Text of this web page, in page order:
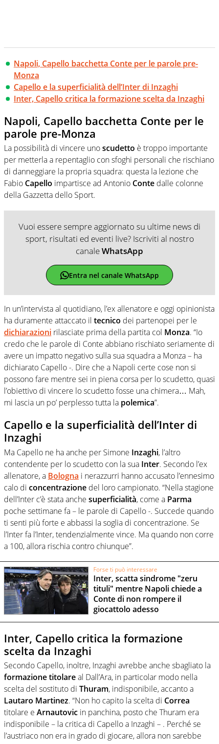
Napoli, Capello bacchetta Conte per le parole pre-
Monza
Capello e la superficialità dell’Inter di Inzaghi
Inter, Capello critica la formazione scelta da Inzaghi
Napoli, Capello bacchetta Conte per le
parole pre-Monza
La possibilità di vincere unoscudetto è troppo importante
per metterla a repentaglio con sfoghi personali che rischiano
di danneggiare la propria squadra: questa la lezione che
Fabio Capello impartisce ad Antonio Conte dalle colonne
della Gazzetta dello Sport.
Vuoi essere sempre aggiornato su ultime news di
sport, risultati ed eventi live? Iscriviti al nostro
canaleWhatsApp
Entra nel canale WhatsApp
In un’intervista al quotidiano, l’ex allenatore e oggi opinionista
ha duramente attaccato il tecnico dei partenopei per le
dichiarazioni rilasciate prima della partita col Monza. “Io
credo che le parole di Conte abbiano rischiato seriamente di
avere un impatto negativo sulla sua squadra a Monza – ha
dichiarato Capello -. Dire che a Napoli certe cose non si
possono fare mentre sei in piena corsa per lo scudetto, quasi
l’obiettivo di vincere lo scudetto fosse una chimera… Mah,
mi lascia un po’ perplesso tutta la polemica”.
Capello e la superficialità dell’Inter di
Inzaghi
Ma Capello ne ha anche per Simone Inzaghi, l’altro
contendente per lo scudetto con la sua Inter. Secondo l’ex
allenatore, a Bologna i nerazzurri hanno accusato l’ennesimo
calo di concentrazione del loro campionato. “Nella stagione
dell’Inter c’è stata anche superficialità, come a Parma
poche settimane fa – le parole di Capello -. Succede quando
ti senti più forte e abbassi la soglia di concentrazione. Se
l’Inter fa l’Inter, tendenzialmente vince. Ma quando non corre
a 100, allora rischia contro chiunque”.
Forse ti può interessare
Inter, scatta sindrome "zeru
tituli" mentre Napoli chiede a
Conte di non rompere il
giocattolo adesso
Inter, Capello critica la formazione
scelta da Inzaghi
Secondo Capello, inoltre, Inzaghi avrebbe anche sbagliato la
formazionetitolareal Dall’Ara, in particolar modo nella
scelta del sostituto di Thuram, indisponibile, accanto a
Lautaro Martinez. “Non ho capito la scelta di Correa
titolare e Arnautovic in panchina, posto che Thuram era
indisponibile – la critica di Capello a Inzaghi – . Perché se
l’austriaco non era in grado di giocare, allora non sarebbe